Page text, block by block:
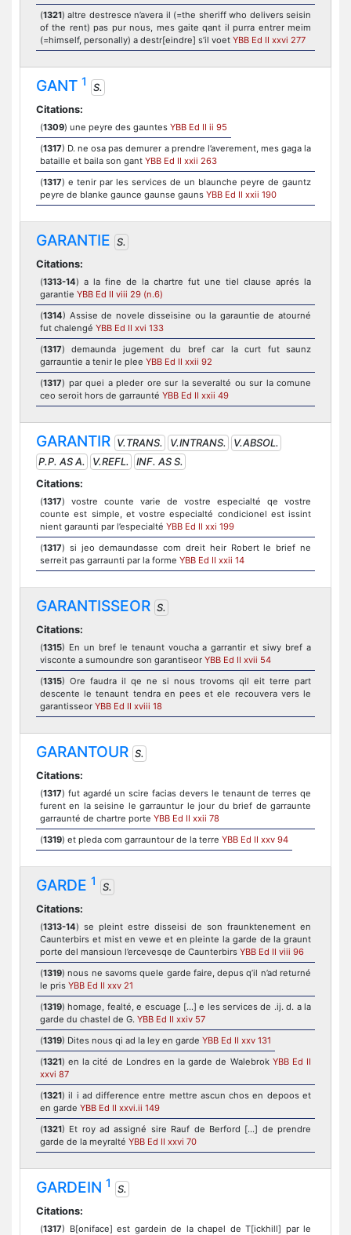
(1321) altre destresce n’avera il (=the sheriff who delivers seisin
of the rent) pas pur nous, mes gaite qant il purra entrer meim
(=himself, personally) a destr[eindre] s’il voet YBB Ed II xxvi 277
GANT 1
S.
Citations:
(1309) une peyre des gauntes YBB Ed II ii 95
(1317) D. ne osa pas demurer a prendre l’averement, mes gaga la
bataille et baila son gant YBB Ed II xxii 263
(1317) e tenir par les services de un blaunche peyre de gauntz
peyre de blanke gaunce gaunse gauns YBB Ed II xxii 190
GARANTIE S.
Citations:
(1313-14) a la fine de la chartre fut une tiel clause aprés la
garantie YBB Ed II viii 29 (n.6)
(1314) Assise de novele disseisine ou la garauntie de atourné
fut chalengé YBB Ed II xvi 133
(1317) demaunda jugement du bref car la curt fut saunz
garrauntie a tenir le plee YBB Ed II xxii 92
(1317) par quei a pleder ore sur la severalté ou sur la comune
ceo seroit hors de garraunté YBB Ed II xxii 49
GARANTIR V.TRANS. V.INTRANS.
V.ABSOL.
P.P. AS A.
V.REFL.
INF. AS S.
Citations:
(1317) vostre counte varie de vostre especialté qe vostre
counte est simple, et vostre especialté condicionel est issint
nient garaunti par l’especialté YBB Ed II xxi 199
(1317) si jeo demaundasse com dreit heir Robert le brief ne
serreit pas garraunti par la forme YBB Ed II xxii 14
GARANTISSEOR S.
Citations:
(1315) En un bref le tenaunt voucha a garrantir et siwy bref a
visconte a sumoundre son garantiseor YBB Ed II xvii 54
(1315) Ore faudra il qe ne si nous trovoms qil eit terre part
descente le tenaunt tendra en pees et ele recouvera vers le
garantisseor YBB Ed II xviii 18
GARANTOUR S.
Citations:
(1317) fut agardé un scire facias devers le tenaunt de terres qe
furent en la seisine le garrauntur le jour du brief de garraunte
garraunté de chartre porte YBB Ed II xxii 78
(1319) et pleda com garrauntour de la terre YBB Ed II xxv 94
GARDE 1
S.
Citations:
(1313-14) se pleint estre disseisi de son fraunktenement en
Caunterbirs et mist en vewe et en pleinte la garde de la graunt
porte del mansioun l’ercevesqe de Caunterbirs YBB Ed II viii 96
(1319) nous ne savoms quele garde faire, depus q’il n’ad returné
le pris YBB Ed II xxv 21
(1319) homage, fealté, e escuage [...] e les services de .ij. d. a la
garde du chastel de G. YBB Ed II xxiv 57
(1319) Dites nous qi ad la ley en garde YBB Ed II xxv 131
(1321) en la cité de Londres en la garde de Walebrok YBB Ed II
xxvi 87
(1321) il i ad difference entre mettre ascun chos en depoos et
en garde YBB Ed II xxvi.ii 149
(1321) Et roy ad assigné sire Rauf de Berford [...] de prendre
garde de la meyralté YBB Ed II xxvi 70
GARDEIN 1
S.
Citations:
(1317) B[oniface] est gardein de la chapel de T[ickhill] par le